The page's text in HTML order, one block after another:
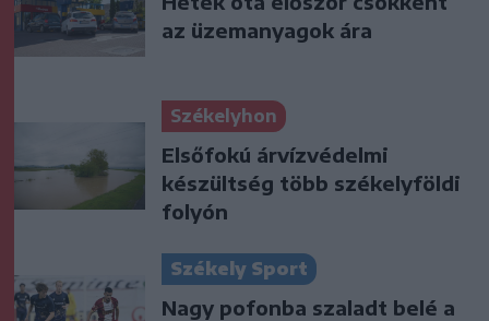
az üzemanyagok ára
Székelyhon
Elsőfokú árvízvédelmi
készültség több székelyföldi
folyón
Székely Sport
Nagy pofonba szaladt belé a